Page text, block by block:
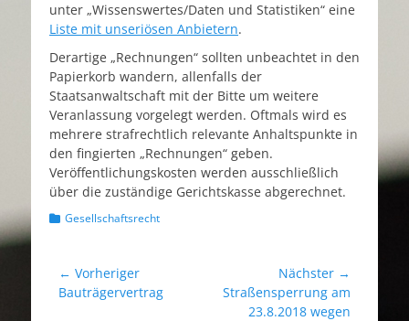
unter „Wissenswertes/Daten und Statistiken“ eine
Liste mit unseriösen Anbietern.
Derartige „Rechnungen“ sollten unbeachtet in den
Papierkorb wandern, allenfalls der
Staatsanwaltschaft mit der Bitte um weitere
Veranlassung vorgelegt werden. Oftmals wird es
mehrere strafrechtlich relevante Anhaltspunkte in
den fingierten „Rechnungen“ geben.
Veröffentlichungskosten werden ausschließlich
über die zuständige Gerichtskasse abgerechnet.
Kategorien
Gesellschaftsrecht
Beitrags-
Navigation
← Vorheriger
Vorheriger
Bauträgervertrag
Nächster →
Nächster
Beitrag:
Straßensperrung am
23.8.2018 wegen